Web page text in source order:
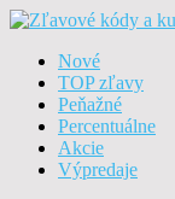
Nové
TOP zľavy
Peňažné
Percentuálne
Akcie
Výpredaje